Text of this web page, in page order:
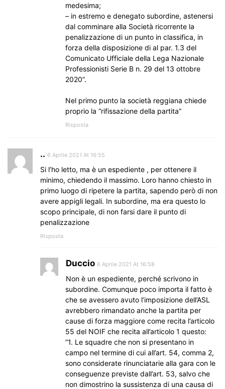
medesima;
– in estremo e denegato subordine, astenersi
dal comminare alla Società ricorrente la
penalizzazione di un punto in classifica, in
forza della disposizione di al par. 1.3 del
Comunicato Ufficiale della Lega Nazionale
Professionisti Serie B n. 29 del 13 ottobre
2020”.
Nel primo punto la società reggiana chiede
proprio la “rifissazione della partita”
Risposta
.. 6 Aprile 2021 At 16:55
Si l’ho letto, ma è un espediente , per ottenere il
minimo, chiedendo il massimo. Loro hanno chiesto in
primo luogo di ripetere la partita, sapendo però di non
avere appigli legali. In subordine, ma era questo lo
scopo principale, di non farsi dare il punto di
penalizzazione
Risposta
Duccio 6 Aprile 2021 At 16:58
Non è un espediente, perché scrivono in
subordine. Comunque poco importa il fatto è
che se avessero avuto l’imposizione dell’ASL
avrebbero rimandato anche la partita per
cause di forza maggiore come recita l’articolo
55 del NOIF che recita all’articolo 1 questo:
“1. Le squadre che non si presentano in
campo nel termine di cui all’art. 54, comma 2,
sono considerate rinunciatarie alla gara con le
conseguenze previste dall’art. 53, salvo che
non dimostrino la sussistenza di una causa di